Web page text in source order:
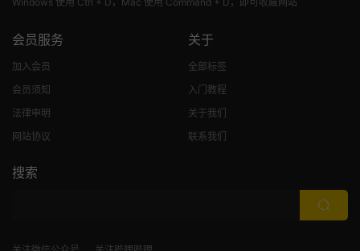
会员服务
加入会员
会员须知
法律申明
网站协议
关于
全部标签
入门教程
关于我们
联系我们
搜索